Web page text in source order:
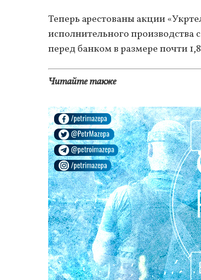
Теперь арестованы акции
исполнительного
перед банком в размере почти
Читайте также